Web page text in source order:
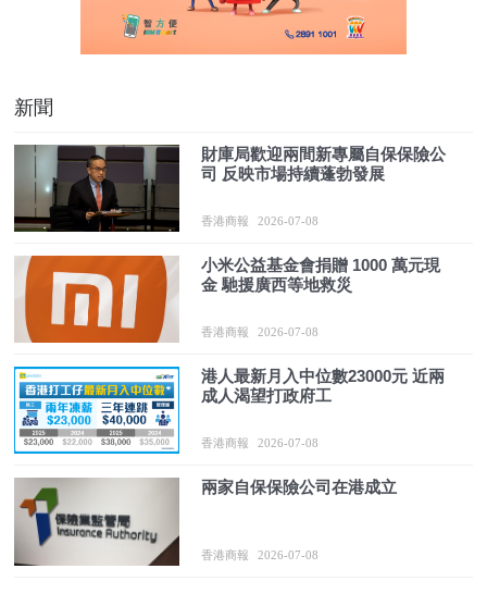
新聞
財庫局歡迎兩間新專屬自保保險公
司 反映市場持續蓬勃發展
香港商報 2026-07-08
小米公益基金會捐贈 1000 萬元現
金 馳援廣西等地救災
香港商報 2026-07-08
港人最新月入中位數23000元 近兩
成人渴望打政府工
香港商報 2026-07-08
兩家自保保險公司在港成立
香港商報 2026-07-08